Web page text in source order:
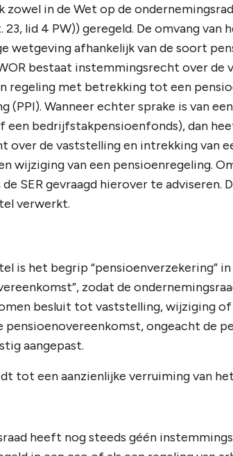
zowel in de Wet op de
lid 4 PW)) geregeld. De omvang van
wetgeving afhankelijk van de soort
bestaat instemmingsrecht over de
regeling met betrekking tot een
(PPI). Wanneer echter sprake is van
een bedrijfstakpensioenfonds), dan
over de vaststelling en intrekking van
wijziging van een pensioenregeling.
SER gevraagd hierover te adviseren.
verwerkt.
is het begrip “pensioenverzekering” in
zodat de
besluit tot vaststelling, wijziging
ongeacht de
aangepast.
tot een aanzienlijke verruiming van
heeft nog steeds géén